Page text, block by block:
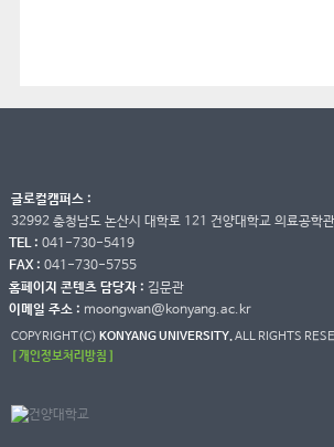
글로컬캠퍼스 :
32992 충청남도 논산시 대학로 121 건양대학교 의료공학
TEL : 041-730-5419
FAX : 041-730-5755
홈페이지 콘텐츠 담당자 : 김문관
이메일 주소 : moongwan@konyang.ac.kr
COPYRIGHT(C) KONYANG UNIVERSITY.ALL RIGHTS
[ 개인정보처리방침 ]